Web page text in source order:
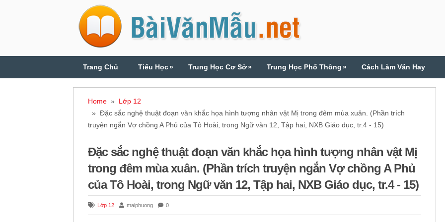
Trang Chủ Tiểu Học» Trung Học Cơ Sở» Trung Học Phổ Thông» Cách Làm Văn Hay
Home » Lớp 12
» Đặc sắc nghệ thuật đoạn văn khắc họa hình tượng nhân vật Mị trong đêm mùa xuân. (Phần trích
truyện ngắn Vợ chồng A Phủ của Tô Hoài, trong Ngữ văn 12, Tập hai, NXB Giáo dục, tr.4 - 15)
Đặc sắc nghệ thuật đoạn văn khắc họa hình tượng nhân vật Mị
trong đêm mùa xuân. (Phần trích truyện ngắn Vợ chồng A Phủ
của Tô Hoài, trong Ngữ văn 12, Tập hai, NXB Giáo dục, tr.4 - 15)
Lớp 12 maiphuong 0